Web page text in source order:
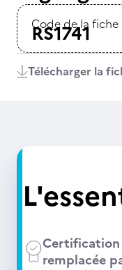
Code de la fiche
RS1741
Télécharger la
Certification
remplacée